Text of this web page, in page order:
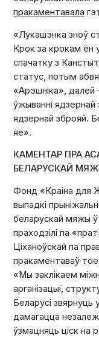
пракаментавала
«Лукашэнка зноў
Крок за крокам ён
спачатку з
статус, потым
«Арэшніка», далей
ўжыванні
ядзернай зброяй.
яе».
КАМЕНТАР ПРА
БЕЛАРУСКАЙ
Фонд «Краіна для
выпадкі
беларускай мяжы ў
праходзілі па
Ціханоўскай па
пракаментаваў
«Мы заклікаем
арганізацыі,
Беларусі звярнуць
дамагацца
ўзмацняць ціск на